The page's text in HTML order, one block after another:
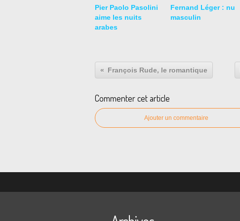
Pier Paolo Pasolini
aime les nuits
arabes
Fernand Léger : nu
masculin
François Rude, le romantique
Commenter cet article
Ajouter un commentaire